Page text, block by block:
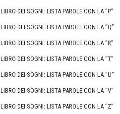
LIBRO DEI SOGNI: LISTA PAROLE CON LA “P”
LIBRO DEI SOGNI: LISTA PAROLE CON LA “Q”
LIBRO DEI SOGNI: LISTA PAROLE CON LA “R”
LIBRO DEI SOGNI: LISTA PAROLE CON LA “T”
LIBRO DEI SOGNI: LISTA PAROLE CON LA “U”
LIBRO DEI SOGNI: LISTA PAROLE CON LA “V”
LIBRO DEI SOGNI: LISTA PAROLE CON LA “Z”